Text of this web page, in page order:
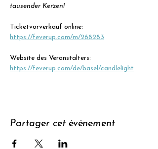
tausender Kerzen!
Ticketvorverkauf online:
https://feverup.com/m/268283
Website des Veranstalters:
https://feverup.com/de/basel/candlelight
Partager cet événement